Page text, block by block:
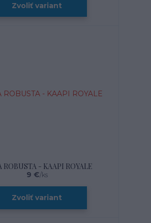
Zvoliť variant
ROBUSTA - KAAPI ROYALE
9 €/ks
Zvoliť variant